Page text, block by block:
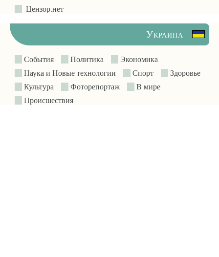
Цензор.нет
Украина
События Политика
Экономика
Наука и Новые технологии
Спорт
Здоровье
Культура
Фоторепортаж
В мире
Происшествия